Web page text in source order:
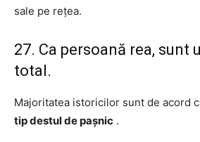
sale pe rețea.
27. Ca persoană rea, sunt
total.
Majoritatea istoricilor sunt de acord
tip destul de pașnic .